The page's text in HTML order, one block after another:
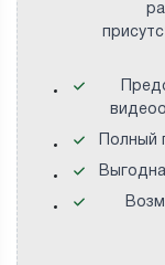
Полный